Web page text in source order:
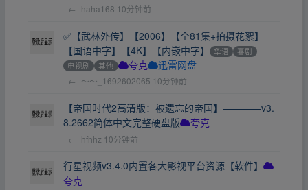
← haha168 10分钟前
✅【武林外传】【2006】【全81集+拍摄花絮】
【国语中字】【4K】【内嵌中字】
华语
喜剧
电视剧
其他 夸克 迅雷网盘
← ～～_1692602065 10分钟前
【帝国时代2高清版：被遗忘的帝国】————v3.
8.2662简体中文完整硬盘版
夸克
← hfhhz 10分钟前
行星视频v3.4.0内置各大影视平台资源【软件】
夸克